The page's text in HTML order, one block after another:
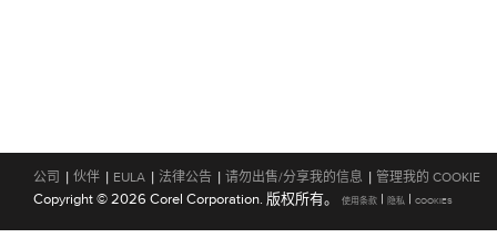
公司 | 伙伴 | EULA | 法律公告 | 请勿出售/分享我的信息 | 管理我的 COOKIE
Copyright © 2026 Corel Corporation. 版权所有。 使用条款 | 隐私 | COOKIES